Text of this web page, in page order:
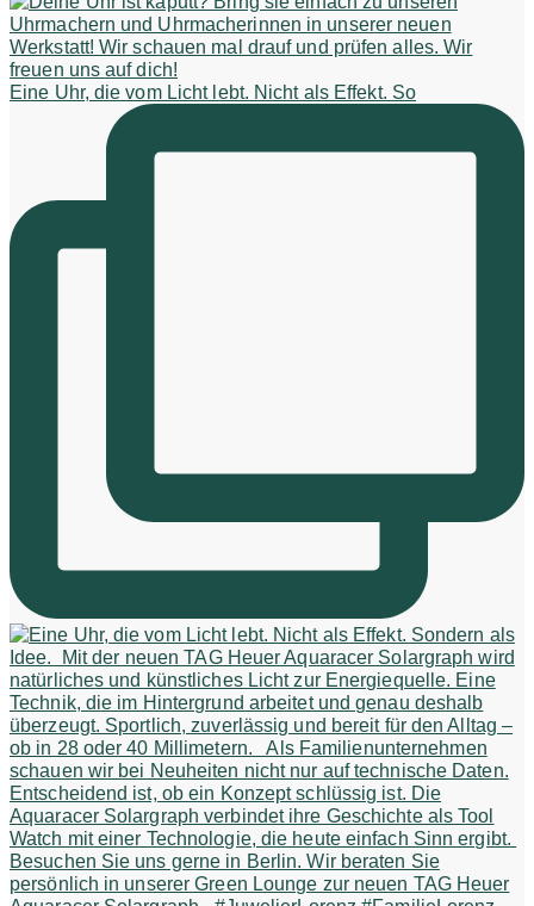
Eine Uhr, die vom Licht lebt. Nicht als Effekt. So